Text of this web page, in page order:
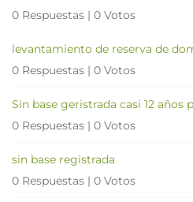
0 Respuestas | 0 Votos
levantamiento de reserva de
0 Respuestas | 0 Votos
Sin base geristrada casi 12 años
0 Respuestas | 0 Votos
sin base registrada
0 Respuestas | 0 Votos